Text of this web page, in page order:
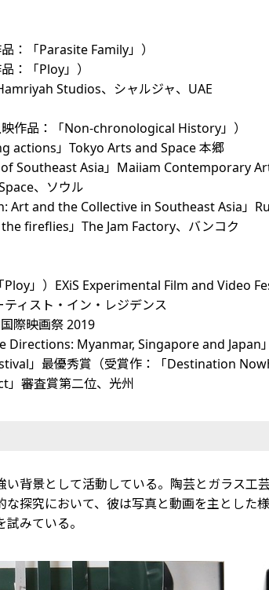
：「Parasite Family」）
：「Ploy」）
Studios、シャルジャ、UAE
作品：「Non-chronological History」）
actions」Tokyo Arts and Space 本郷
of Southeast Asia」Maiiam Contemporary
、ソウル
and the Collective in Southeast Asia」
fireflies」The Jam Factory、バンコク
」）EXiS Experimental Film and Video
ィスト・イン・レジデンス
際映画祭 2019
Directions: Myanmar, Singapore and Japan
」最優秀賞（受賞作：「Destination
審査賞第二位、光州
背景として活動している。陶芸とガラス工
探究において、彼は写真と動画を主とした
みている。